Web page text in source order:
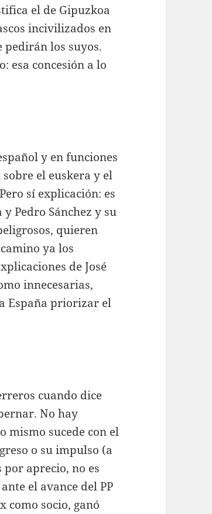
el de Gipuzkoa
incivilizados en
pedirán los suyos.
esa concesión a lo
y en funciones
el euskera y el
sí explicación: es
Pedro Sánchez y su
quieren
ya los
de José
innecesarias,
España priorizar el
cuando dice
No hay
mismo sucede con el
o su impulso (a
aprecio, no es
el avance del PP
como socio, ganó